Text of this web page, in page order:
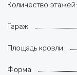
Количество этажей:
Гараж:
Площадь кровли:
Форма: